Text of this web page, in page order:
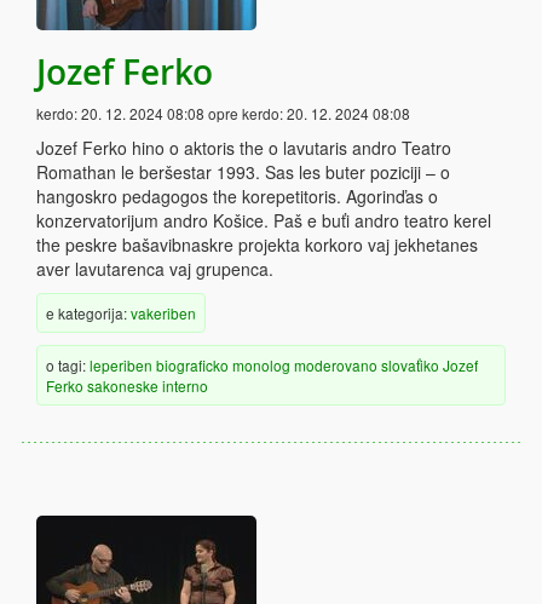
Jozef Ferko
kerdo:20. 12. 2024 08:08 opre kerdo:20. 12. 2024 08:08
Jozef Ferko hino o aktoris the o lavutaris andro Teatro
Romathan le beršestar 1993. Sas les buter poziciji – o
hangoskro pedagogos the korepetitoris. Agorinďas o
konzervatorijum andro Košice. Paš e buťi andro teatro kerel
the peskre bašavibnaskre projekta korkoro vaj jekhetanes
aver lavutarenca vaj grupenca.
e kategorija:vakeriben
o tagi:leperiben biograficko monolog moderovano slovaťiko Jozef
Ferko sakoneske interno